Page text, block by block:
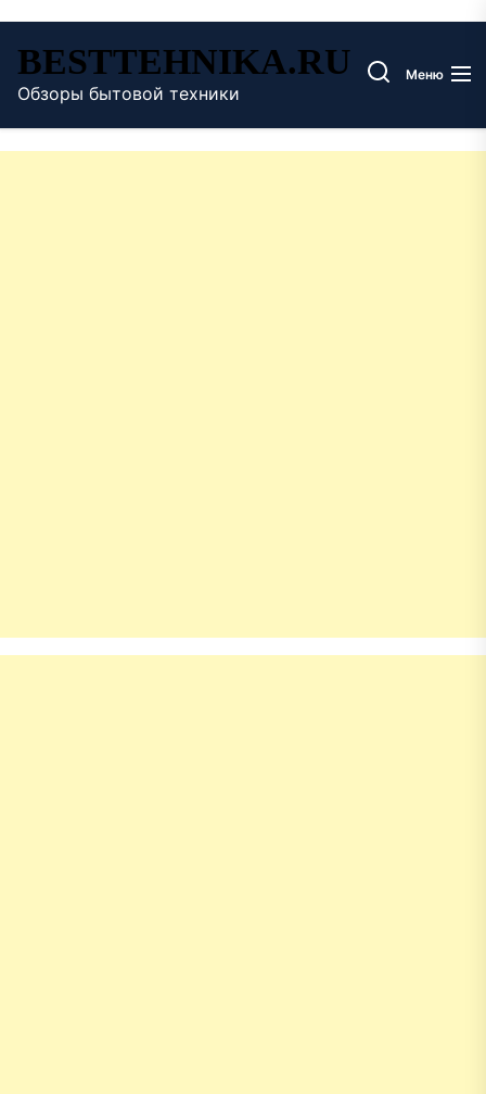
содержимому
BESTTEHNIKA.RU
Обзоры бытовой техники
Меню